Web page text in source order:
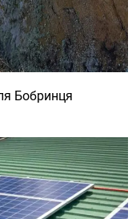
Бобринця